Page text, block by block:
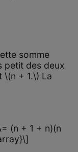
somme
petit des deux
\(n + 1.\) La
(n + 1 + n)(n